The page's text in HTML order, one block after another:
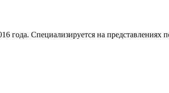
года. Специализируется на